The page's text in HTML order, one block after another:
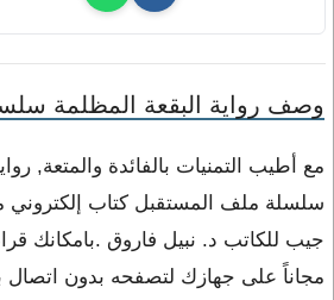
وصف رواية البقعة المظلمة
مع أطيب التمنيات بالفائدة والمتعة,
سلسلة ملف المستقبل كتاب
جيب للكاتب د. نبيل فاروق .بامكانك
مجاناً على جهازك لتصفحه بدون اتصال